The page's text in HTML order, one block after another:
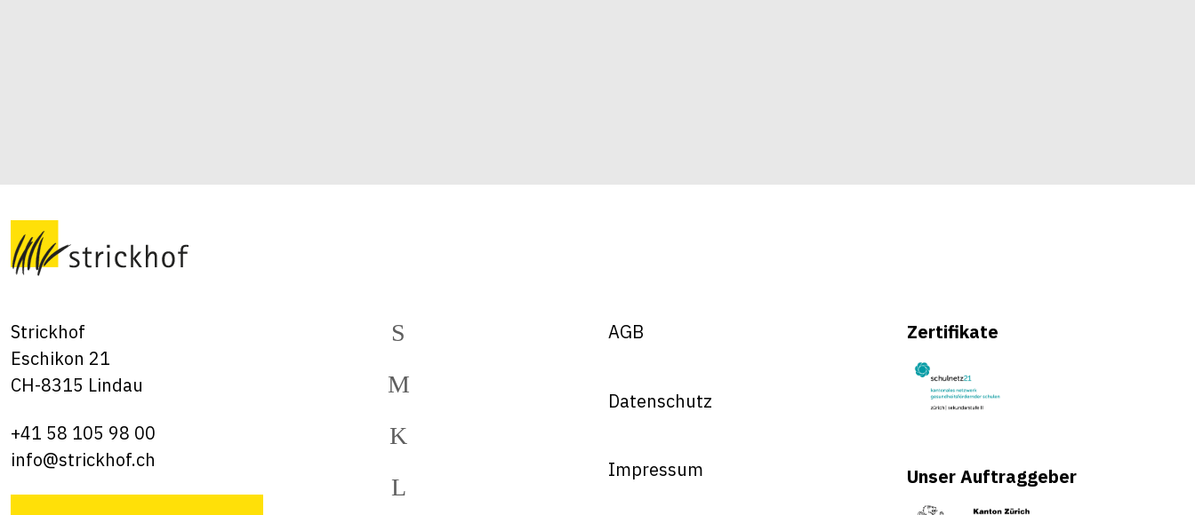
Strickhof
Eschikon 21
CH-8315 Lindau
+41 58 105 98 00
info@strickhof.ch
AGB
Datenschutz
Impressum
Zertifikate
Unser Auftraggeber